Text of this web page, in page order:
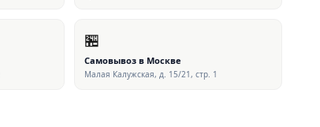
🏪
Самовывоз в Москве
Малая Калужская, д. 15/21, стр. 1